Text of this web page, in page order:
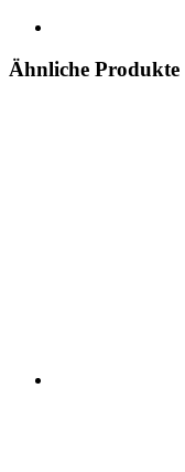
Ähnliche Produkte